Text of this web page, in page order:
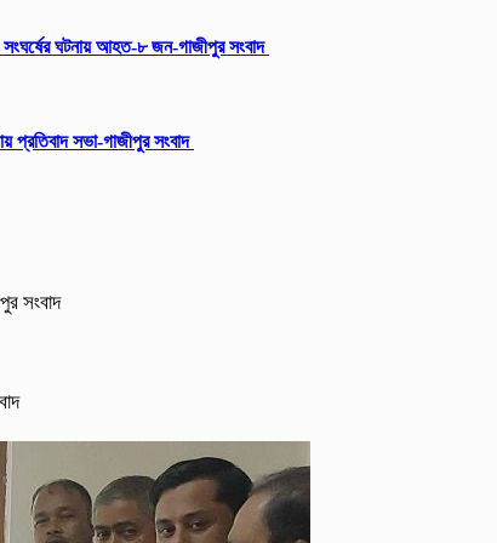
ঘটনায় আহত-৮ জন-গাজীপুর সংবাদ
প্রতিবাদ সভা-গাজীপুর সংবাদ
সংবাদ